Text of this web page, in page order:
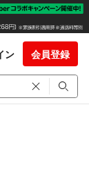
ン 会員登録